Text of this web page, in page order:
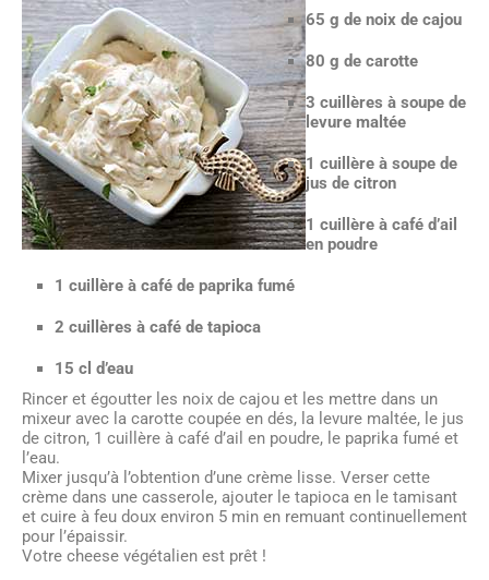
65 g de noix de cajou
80 g de carotte
3 cuillères à soupe de
levure maltée
1 cuillère à soupe de
jus de citron
1 cuillère à café d’ail
en poudre
1 cuillère à café de paprika fumé
2 cuillères à café de tapioca
15 cl d’eau
Rincer et égoutter les noix de cajou et les mettre dans un
mixeur avec la carotte coupée en dés, la levure maltée, le jus
de citron, 1 cuillère à café d’ail en poudre, le paprika fumé et
l’eau.
Mixer jusqu’à l’obtention d’une crème lisse. Verser cette
crème dans une casserole, ajouter le tapioca en le tamisant
et cuire à feu doux environ 5 min en remuant continuellement
pour l’épaissir.
Votre cheese végétalien est prêt !